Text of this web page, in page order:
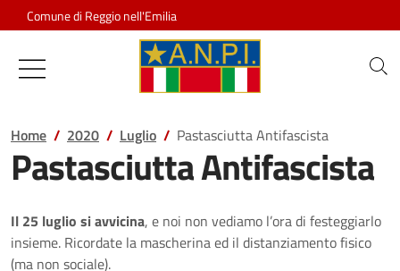
Salta al contenuto
Comune di Reggio nell'Emilia
Associazione Nazionale
Home 2020 Luglio Pastasciutta Antifascista
Pastasciutta Antifascista
Il 25 luglio si avvicina, e noi non vediamo l’ora di festeggiarlo
insieme. Ricordate la mascherina ed il distanziamento fisico
(ma non sociale).